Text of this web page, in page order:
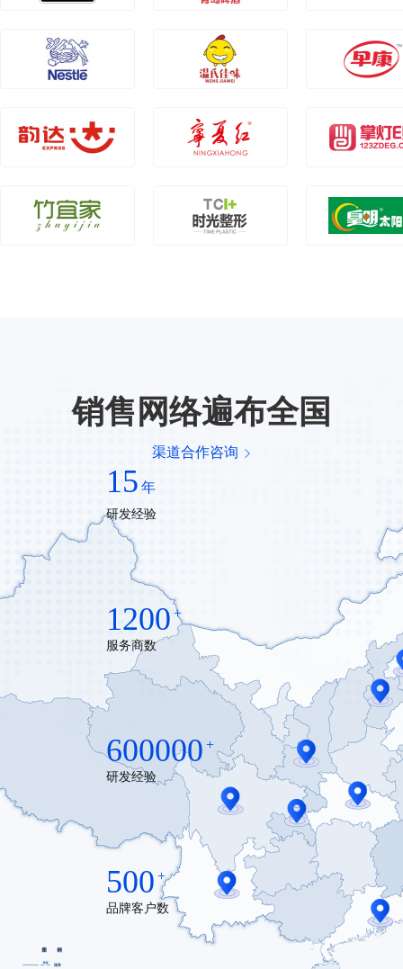
销售网络遍布全国
渠道合作咨询
15 年
研发经验
1200 +
服务商数
600000 +
研发经验
500 +
品牌客户数